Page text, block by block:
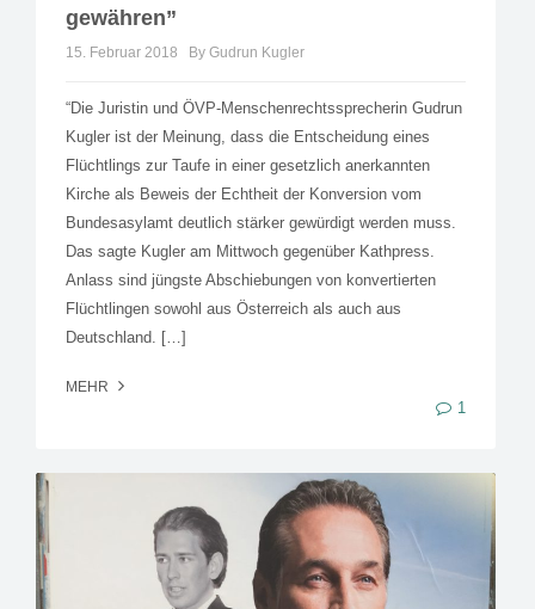
gewähren”
15. Februar 2018 By Gudrun Kugler
“Die Juristin und ÖVP-Menschenrechtssprecherin Gudrun
Kugler ist der Meinung, dass die Entscheidung eines
Flüchtlings zur Taufe in einer gesetzlich anerkannten
Kirche als Beweis der Echtheit der Konversion vom
Bundesasylamt deutlich stärker gewürdigt werden muss.
Das sagte Kugler am Mittwoch gegenüber Kathpress.
Anlass sind jüngste Abschiebungen von konvertierten
Flüchtlingen sowohl aus Österreich als auch aus
Deutschland. […]
MEHR
1